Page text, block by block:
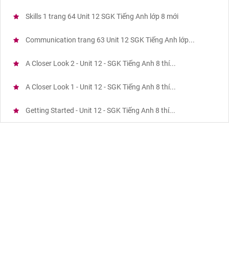
Skills 1 trang 64 Unit 12 SGK Tiếng Anh lớp 8 mới
Communication trang 63 Unit 12 SGK Tiếng Anh lớp...
A Closer Look 2 - Unit 12 - SGK Tiếng Anh 8 thí...
A Closer Look 1 - Unit 12 - SGK Tiếng Anh 8 thí...
Getting Started - Unit 12 - SGK Tiếng Anh 8 thí...